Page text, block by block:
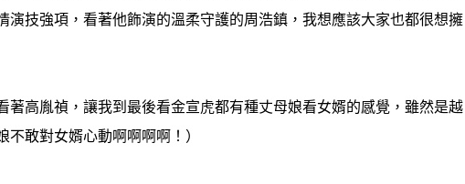
演技強項，看著他飾演的溫柔守護的周浩鎮，我想應該大家也都很想擁
著高胤禎，讓我到最後看金宣虎都有種丈母娘看女婿的感覺，雖然是越
敢對女婿心動啊啊啊啊！）